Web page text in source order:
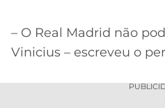
– O Real Madrid não
Vinicius – escreveu o